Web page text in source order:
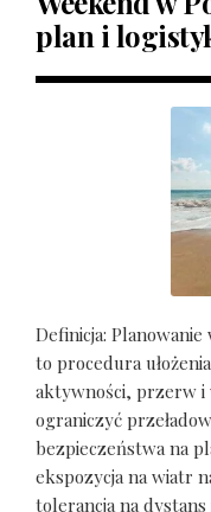
plan i
Definicja:
to procedura
aktywności, przerw i
ograniczyć
bezpieczeństwa na
ekspozycja na wiatr
tolerancja na dystans